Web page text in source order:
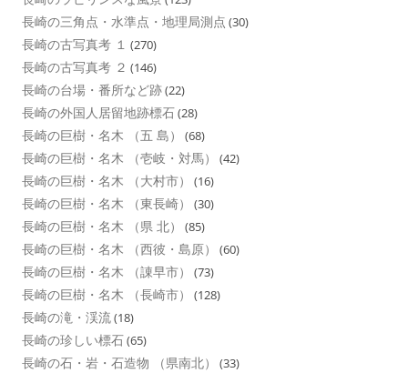
長崎の三角点・水準点・地理局測点 (30)
長崎の古写真考 １ (270)
長崎の古写真考 ２ (146)
長崎の台場・番所など跡(22)
長崎の外国人居留地跡標石(28)
長崎の巨樹・名木 （五 島） (68)
長崎の巨樹・名木 （壱岐・対馬） (42)
長崎の巨樹・名木 （大村市） (16)
長崎の巨樹・名木 （東長崎） (30)
長崎の巨樹・名木 （県 北） (85)
長崎の巨樹・名木 （西彼・島原） (60)
長崎の巨樹・名木 （諌早市） (73)
長崎の巨樹・名木 （長崎市） (128)
長崎の滝・渓流(18)
長崎の珍しい標石(65)
長崎の石・岩・石造物 （県南北） (33)